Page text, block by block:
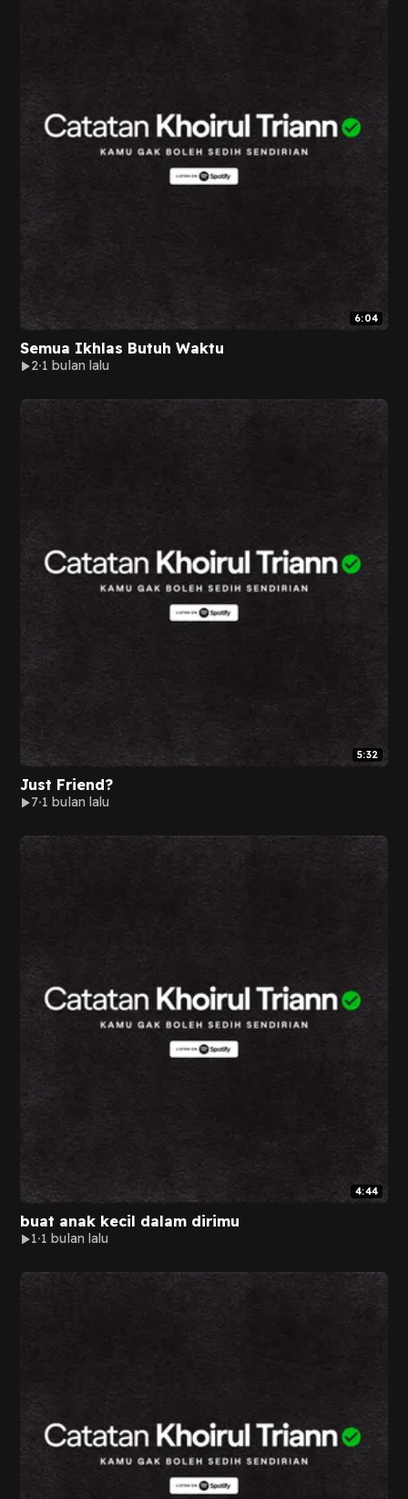
6:04
Semua Ikhlas Butuh Waktu
2 1 bulan lalu
5:32
Just Friend?
7 1 bulan lalu
4:44
buat anak kecil dalam dirimu
1 1 bulan lalu